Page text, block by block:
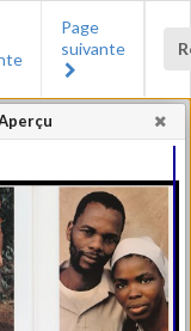
Page
suivante